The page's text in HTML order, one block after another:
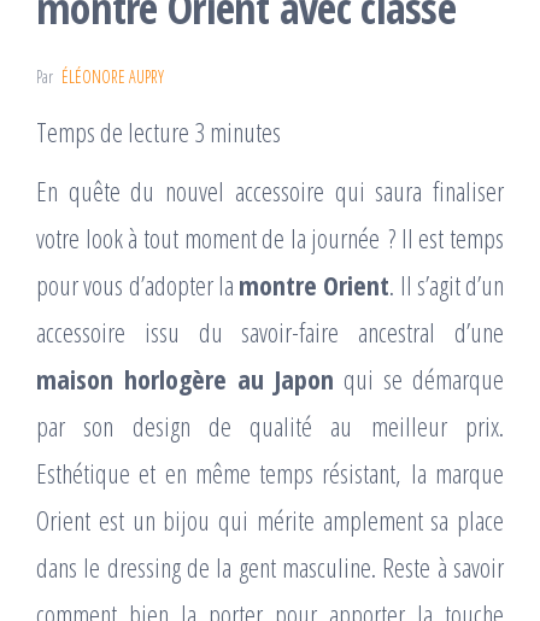
Par ÉLÉONORE AUPRY
Temps de lecture 3 minutes
En quête du nouvel accessoire qui saura finaliser
votre look à tout moment de la journée ? Il est temps
pour vous d’adopter la montre Orient. Il s’agit d’un
accessoire issu du savoir-faire ancestral d’une
maison horlogère au Japon qui se démarque
par son design de qualité au meilleur prix.
Esthétique et en même temps résistant, la marque
Orient est un bijou qui mérite amplement sa place
dans le dressing de la gent masculine. Reste à savoir